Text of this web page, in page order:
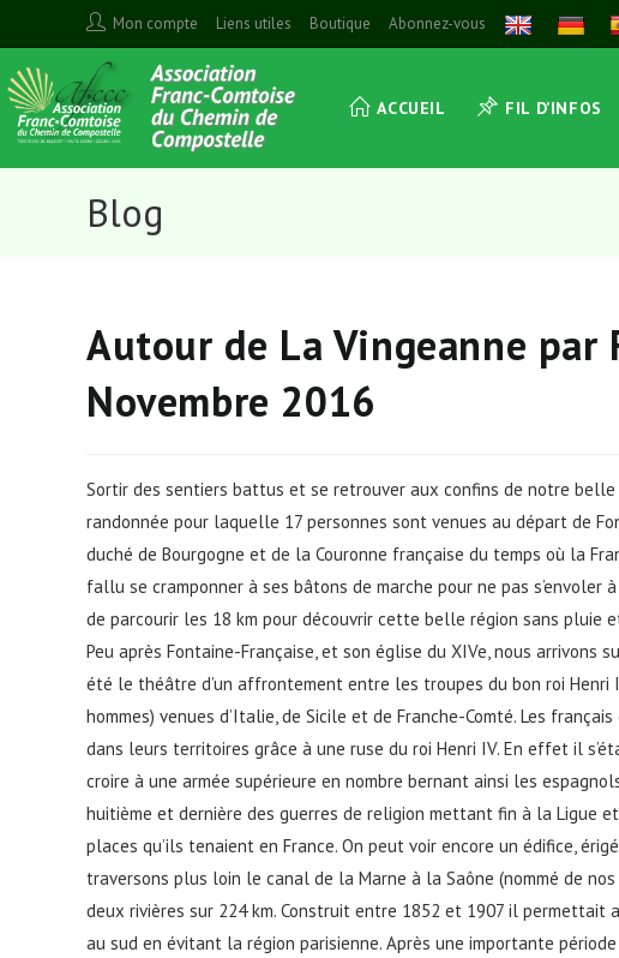
to
content
Mon compte Liens utiles Boutique Abonnez-vous
ACCUEIL FIL D’INFOS
Blog
Autour de La Vingeanne par
Novembre 2016
Sortir des sentiers battus et se retrouver aux confins de notre
randonnée pour laquelle 17 personnes sont venues au départ de
duché de Bourgogne et de la Couronne française du temps où la
fallu se cramponner à ses bâtons de marche pour ne pas
de parcourir les 18 km pour découvrir cette belle région sans pluie
Peu après Fontaine-Française, et son église du XIVe, nous
été le théâtre d’un affrontement entre les troupes du bon roi Henri
hommes) venues d’Italie, de Sicile et de Franche-Comté. Les
dans leurs territoires grâce à une ruse du roi Henri IV. En effet il
croire à une armée supérieure en nombre bernant ainsi les
huitième et dernière des guerres de religion mettant fin à la Ligue
places qu’ils tenaient en France. On peut voir encore un édifice,
traversons plus loin le canal de la Marne à la Saône (nommé de
deux rivières sur 224 km. Construit entre 1852 et 1907 il permettait
au sud en évitant la région parisienne. Après une importante